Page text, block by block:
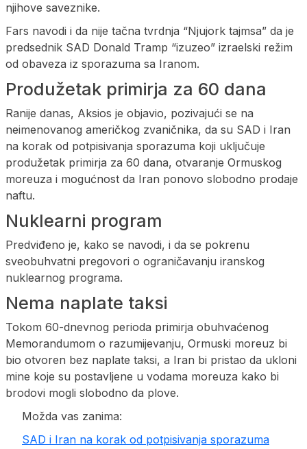
njihove saveznike.
Fars navodi i da nije tačna tvrdnja “Njujork tajmsa” da je
predsednik SAD Donald Tramp “izuzeo” izraelski režim
od obaveza iz sporazuma sa Iranom.
Produžetak primirja za 60 dana
Ranije danas, Aksios je objavio, pozivajući se na
neimenovanog američkog zvaničnika, da su SAD i Iran
na korak od potpisivanja sporazuma koji uključuje
produžetak primirja za 60 dana, otvaranje Ormuskog
moreuza i mogućnost da Iran ponovo slobodno prodaje
naftu.
Nuklearni program
Predviđeno je, kako se navodi, i da se pokrenu
sveobuhvatni pregovori o ograničavanju iranskog
nuklearnog programa.
Nema naplate taksi
Tokom 60-dnevnog perioda primirja obuhvaćenog
Memorandumom o razumijevanju, Ormuski moreuz bi
bio otvoren bez naplate taksi, a Iran bi pristao da ukloni
mine koje su postavljene u vodama moreuza kako bi
brodovi mogli slobodno da plove.
Možda vas zanima:
SAD i Iran na korak od potpisivanja sporazuma